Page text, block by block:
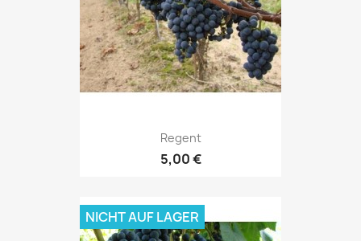
Regent
5,00 €
NICHT AUF LAGER